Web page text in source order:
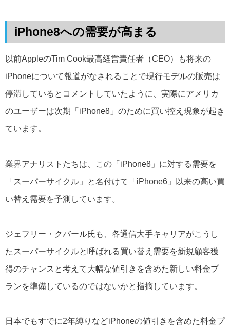
iPhone8への需要が高まる
以前AppleのTim Cook最高経営責任者（CEO）も将来の
iPhoneについて報道がなされることで現行モデルの販売は
停滞しているとコメントしていたように、実際にアメリカ
のユーザーは次期「iPhone8」のために買い控え現象が起き
ています。
業界アナリストたちは、この「iPhone8」に対する需要を
「スーパーサイクル」と名付けて「iPhone6」以来の高い買
い替え需要を予測しています。
ジェフリー・クバール氏も、各通信大手キャリアがこうし
たスーパーサイクルと呼ばれる買い替え需要を新規顧客獲
得のチャンスと考えて大幅な値引きを含めた新しい料金プ
ランを準備しているのではないかと指摘しています。
日本でもすでに2年縛りなどiPhoneの値引きを含めた料金プ